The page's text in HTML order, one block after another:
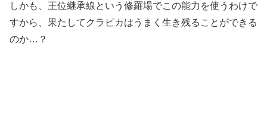
しかも、王位継承線という修羅場でこの能力を使うわけで
すから、果たしてクラピカはうまく生き残ることができる
のか…？